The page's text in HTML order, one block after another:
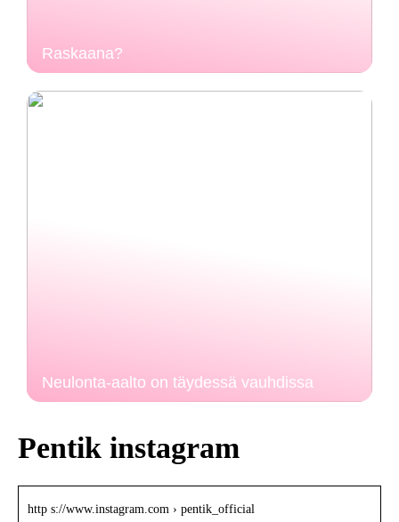
Raskaana?
Neulonta-aalto on täydessä vauhdissa
Pentik instagram
http s://www.instagram.com › pentik_official